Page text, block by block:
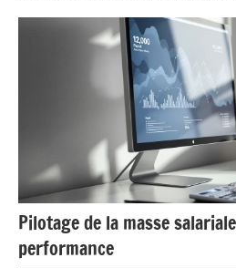
Pilotage de la masse
performance